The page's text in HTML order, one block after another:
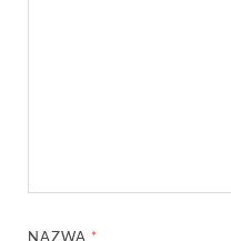
NAZWA *